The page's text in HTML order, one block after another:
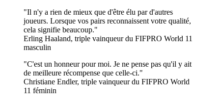
Il n'y a rien de mieux que d'être élu par d'autres
joueurs. Lorsque vos pairs reconnaissent votre qualité,
cela signifie beaucoup.
Erling Haaland, triple vainqueur du FIFPRO World 11
masculin
C'est un honneur pour moi. Je ne pense pas qu'il y ait
de meilleure récompense que celle-ci.
Christiane Endler, triple vainqueur du FIFPRO World
11 féminin